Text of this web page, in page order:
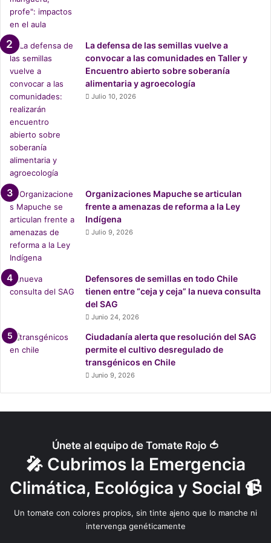
el mismodaño generado por Monsanto
expresamente prohibida la posibilidad de patentar
especies. Solo se pueden patentar creaciones de una
variedad de una especie hecha por alguien. En que deben
acreditarse los procedimientos, las características y las
diferencias que hay con ella”.
“Por lo tanto, es imposible patentar una especie nativa;
está expresamente prohibido: solo es factible patentar
variaciones nuevas creadas en laboratorio. Acreditando
sus procedimientos y las diferencias respecto de otros
productos. Por lo demás, pueden desarrollarse variedades
sobre variedades.Tampoco es efectiva la imposibilidad
de que los pequeños agricultores reutilicen las semillas
contó a viva voz en la sesión en que se aprobó legislar la
Ley Monsanto.
Además
ideológica contra Monsanto . “Considero que la campaña
realizada contra este proyecto no corresponde a la verdad
de los hechos. Y está habiendo una tergiversación de la
realidad”.
está pasando, por qué se
producen esos cambios,por qué
tal diferencia ideológica en la
materia”, manifestó.
La defensa de las semillas vuelve a
convocar a las comunidades en Taller y
Encuentro abierto sobre soberanía
alimentaria y agroecología
Julio 10, 2026
Organizaciones Mapuche se articulan
frente a amenazas de reforma a la Ley
Indígena
Julio 9, 2026
Defensores de semillas en todo Chile
tienen entre “ceja y ceja” la nueva consulta
del SAG
Junio 24, 2026
Ciudadanía alerta que resolución del SAG
permite el cultivo desregulado de
transgénicos en Chile
Junio 9, 2026
Únete al equipo de Tomate Rojo 🍅
🎤 Cubrimos la Emergencia
Climática, Ecológica y Social 📹
Un tomate con colores propios, sin tinte ajeno que lo manche ni
intervenga genéticamente